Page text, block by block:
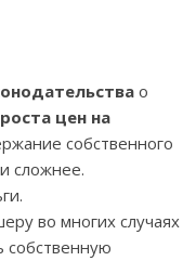
о
цен на
собственного
сложнее.
во многих случаях